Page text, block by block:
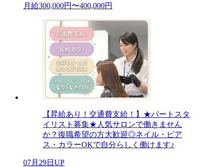
月給300,000円〜400,000円
【昇給あり！交通費支給！】★パートスタ
イリスト募集★人気サロンで働きません
か？復職希望の方大歓迎◎ネイル・ピア
ス・カラーOKで自分らしく働けます♪
07月29日UP